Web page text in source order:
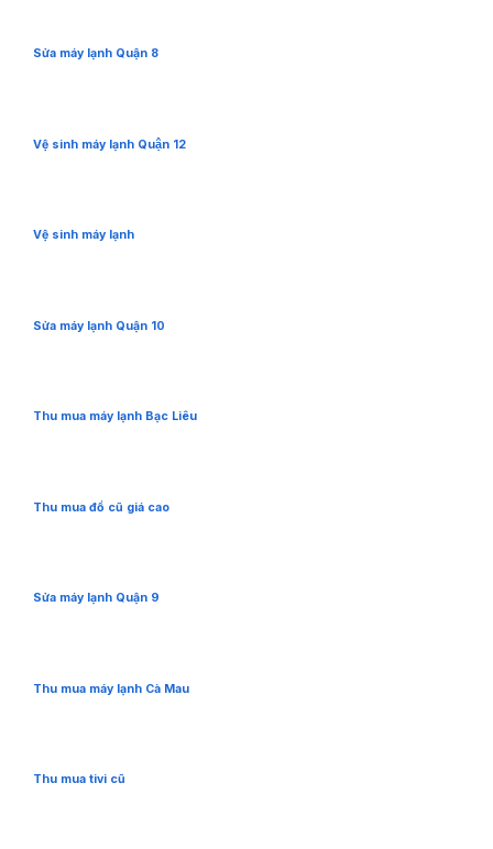
Sửa máy lạnh Quận 8
Vệ sinh máy lạnh Quận 12
Vệ sinh máy lạnh
Sửa máy lạnh Quận 10
Thu mua máy lạnh Bạc Liêu
Thu mua đồ cũ giá cao
Sửa máy lạnh Quận 9
Thu mua máy lạnh Cà Mau
Thu mua tivi cũ